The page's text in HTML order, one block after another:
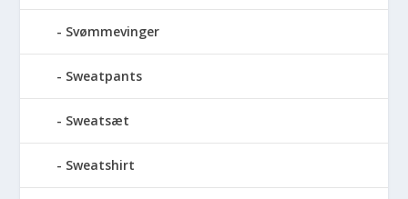
Svømmevinger
Sweatpants
Sweatsæt
Sweatshirt